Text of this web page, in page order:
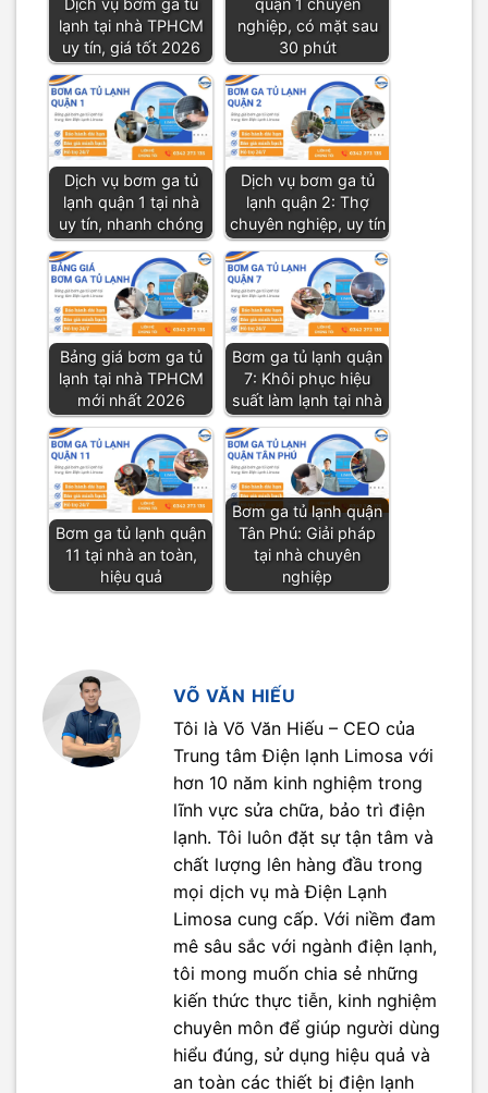
lạnh tại nhà TPHCM
uy tín, giá tốt 2026
nghiệp, có mặt sau
30 phút
Dịch vụ bơm ga tủ
lạnh quận 1 tại nhà
uy tín, nhanh chóng
Dịch vụ bơm ga tủ
lạnh quận 2: Thợ
chuyên nghiệp, uy tín
Bảng giá bơm ga tủ
lạnh tại nhà TPHCM
mới nhất 2026
Bơm ga tủ lạnh quận
7: Khôi phục hiệu
suất làm lạnh tại nhà
Bơm ga tủ lạnh quận
11 tại nhà an toàn,
hiệu quả
Bơm ga tủ lạnh quận
Tân Phú: Giải pháp
tại nhà chuyên
nghiệp
VÕ VĂN HIẾU
Tôi là Võ Văn Hiếu – CEO của
Trung tâm Điện lạnh Limosa với
hơn 10 năm kinh nghiệm trong
lĩnh vực sửa chữa, bảo trì điện
lạnh. Tôi luôn đặt sự tận tâm và
chất lượng lên hàng đầu trong
mọi dịch vụ mà Điện Lạnh
Limosa cung cấp. Với niềm đam
mê sâu sắc với ngành điện lạnh,
tôi mong muốn chia sẻ những
kiến thức thực tiễn, kinh nghiệm
chuyên môn để giúp người dùng
hiểu đúng, sử dụng hiệu quả và
an toàn các thiết bị điện lạnh